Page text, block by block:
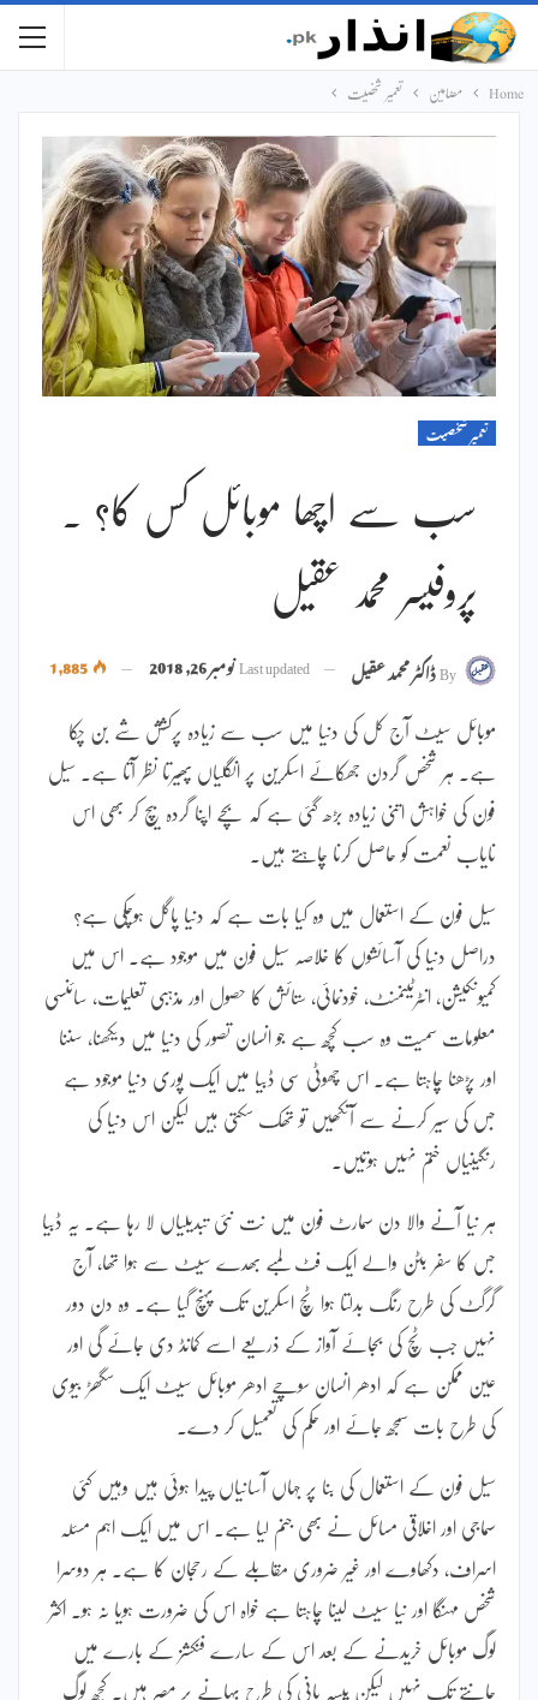
Home مضامین تعمیر شخصیت
تعمیر شخصیت
سب سے اچھا موبائل کس کا؟ ۔
پروفیسر محمد عقیل
Byڈاکٹر محمد عقیل Last updatedنومبر 26, 2018
موبائل سیٹ آج کل کی دنیا میں سب سے زیادہ پرکشش شے بن چکا
ہے۔ ہر شخص گردن جھکائے اسکرین پر انگلیاں پھیرتا نظر آتا ہے۔ سیل
فون کی خواہش اتنی زیادہ بڑھ گئی ہے کہ بچے اپنا گردہ بیچ کر بھی اس
نایاب نعمت کو حاصل کرنا چاہتے ہیں۔
سیل فون کے استعمال میں وہ کیا بات ہے کہ دنیا پاگل ہوچکی ہے؟
دراصل دنیا کی آسائشوں کا خلاصہ سیل فون میں موجود ہے۔ اس میں
کمیونکیشن، انٹرٹینمنٹ، خودنمائی، ستائش کا حصول اور مذہبی تعلیمات، سائنسی
معلومات سمیت وہ سب کچھ ہے جو انسان تصور کی دنیا میں دیکھنا، سننا
اور پڑھنا چاہتا ہے۔ اس چھوٹی سی ڈبیا میں ایک پوری دنیا موجود ہے
جس کی سیر کرنے سے آنکھیں تو تھک سکتی ہیں لیکن اس دنیا کی
رنگینیاں ختم نہیں ہوتیں۔
ہر نیا آنے والا دن سمارٹ فون میں نت نئی تبدیلیاں لا رہا ہے۔ یہ ڈبیا
جس کا سفر بٹن والے ایک فٹ لمبے بھدے سیٹ سے ہوا تھا، آج
گرگٹ کی طرح رنگ بدلتا ہوا ٹچ اسکرین تک پہنچ گیا ہے۔ وہ دن دور
نہیں جب ٹچ کی بجائے آواز کے ذریعے اسے کمانڈ دی جائے گی اور
عین ممکن ہے کہ ادھر انسان سوچے ادھر موبائل سیٹ ایک سگھڑ بیوی
کی طرح بات سمجھ جائے اور حکم کی تعمیل کر دے۔
سیل فون کے استعمال کی بنا پر جہاں آسانیاں پیدا ہوئی ہیں وہیں کئی
سماجی اور اخلاقی مسائل نے بھی جنم لیا ہے۔ اس میں ایک اہم مسئلہ
اسراف، دکھاوے اور غیر ضروری مقابلے کے رحجان کا ہے۔ ہر دوسرا
شخص مہنگا اور نیا سیٹ لینا چاہتا ہے خواہ اس کی ضرورت ہویا نہ ہو۔ اکثر
لوگ موبائل خریدنے کے بعد اس کے سارے فنکشز کے بارے میں
جانتے تک نہیں لیکن پیسہ پانی کی طرح بہانے پر مصر ہیں۔ کچھ لوگ